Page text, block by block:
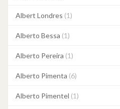
Albert Londres (1)
Alberto Bessa (1)
Alberto Pereira (1)
Alberto Pimenta (6)
Alberto Pimentel (1)